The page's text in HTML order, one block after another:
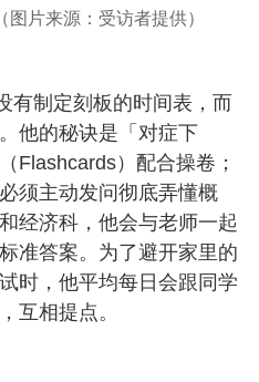
片来源：受访者提供）
有制定刻板的时间表，而
他的秘诀是「对症下
Flashcards）配合操卷；
须主动发问彻底弄懂概
经济科，他会与老师一起
准答案。为了避开家里的
时，他平均每日会跟同学
互相提点。